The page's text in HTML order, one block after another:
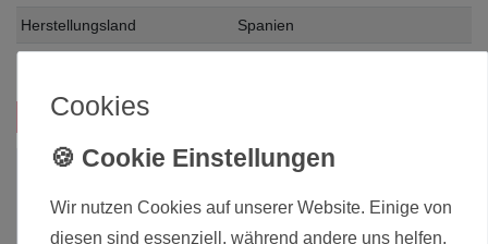
Herstellungsland Spanien
Das passt zu diesem Produkt:
Cookies
Wir nutzen Cookies auf unserer Website. Einige von
diesen sind essenziell, während andere uns helfen,